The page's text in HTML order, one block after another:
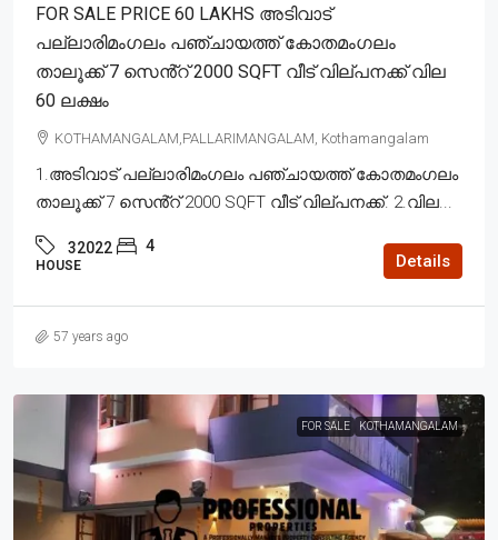
FOR SALE PRICE 60 LAKHS അടിവാട്
പല്ലാരിമംഗലം പഞ്ചായത്ത് കോതമംഗലം
താലൂക്ക് 7 സെൻ്റ് 2000 SQFT വീട് വില്പനക്ക് വില
60 ലക്ഷം
KOTHAMANGALAM,PALLARIMANGALAM, Kothamangalam
1.അടിവാട് പല്ലാരിമംഗലം പഞ്ചായത്ത് കോതമംഗലം
താലൂക്ക് 7 സെൻ്റ് 2000 SQFT വീട് വില്പനക്ക്. 2.വില...
32022 4
HOUSE Details
57 years ago
FOR SALE KOTHAMANGALAM